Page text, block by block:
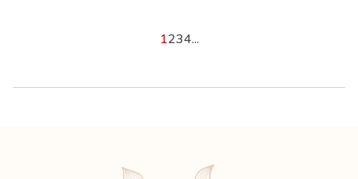
1234...